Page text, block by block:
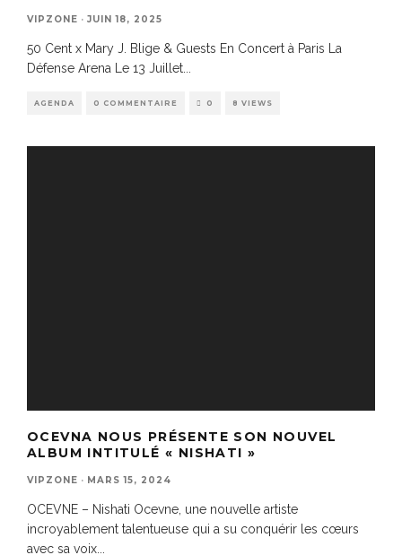
VIPZONE · JUIN 18, 2025
50 Cent x Mary J. Blige & Guests En Concert à Paris La
Défense Arena Le 13 Juillet...
AGENDA 0 COMMENTAIRE 0 8 VIEWS
OCEVNA NOUS PRÉSENTE SON NOUVEL
ALBUM INTITULÉ « NISHATI »
VIPZONE · MARS 15, 2024
OCEVNE – Nishati Ocevne, une nouvelle artiste
incroyablement talentueuse qui a su conquérir les cœurs
avec sa voix